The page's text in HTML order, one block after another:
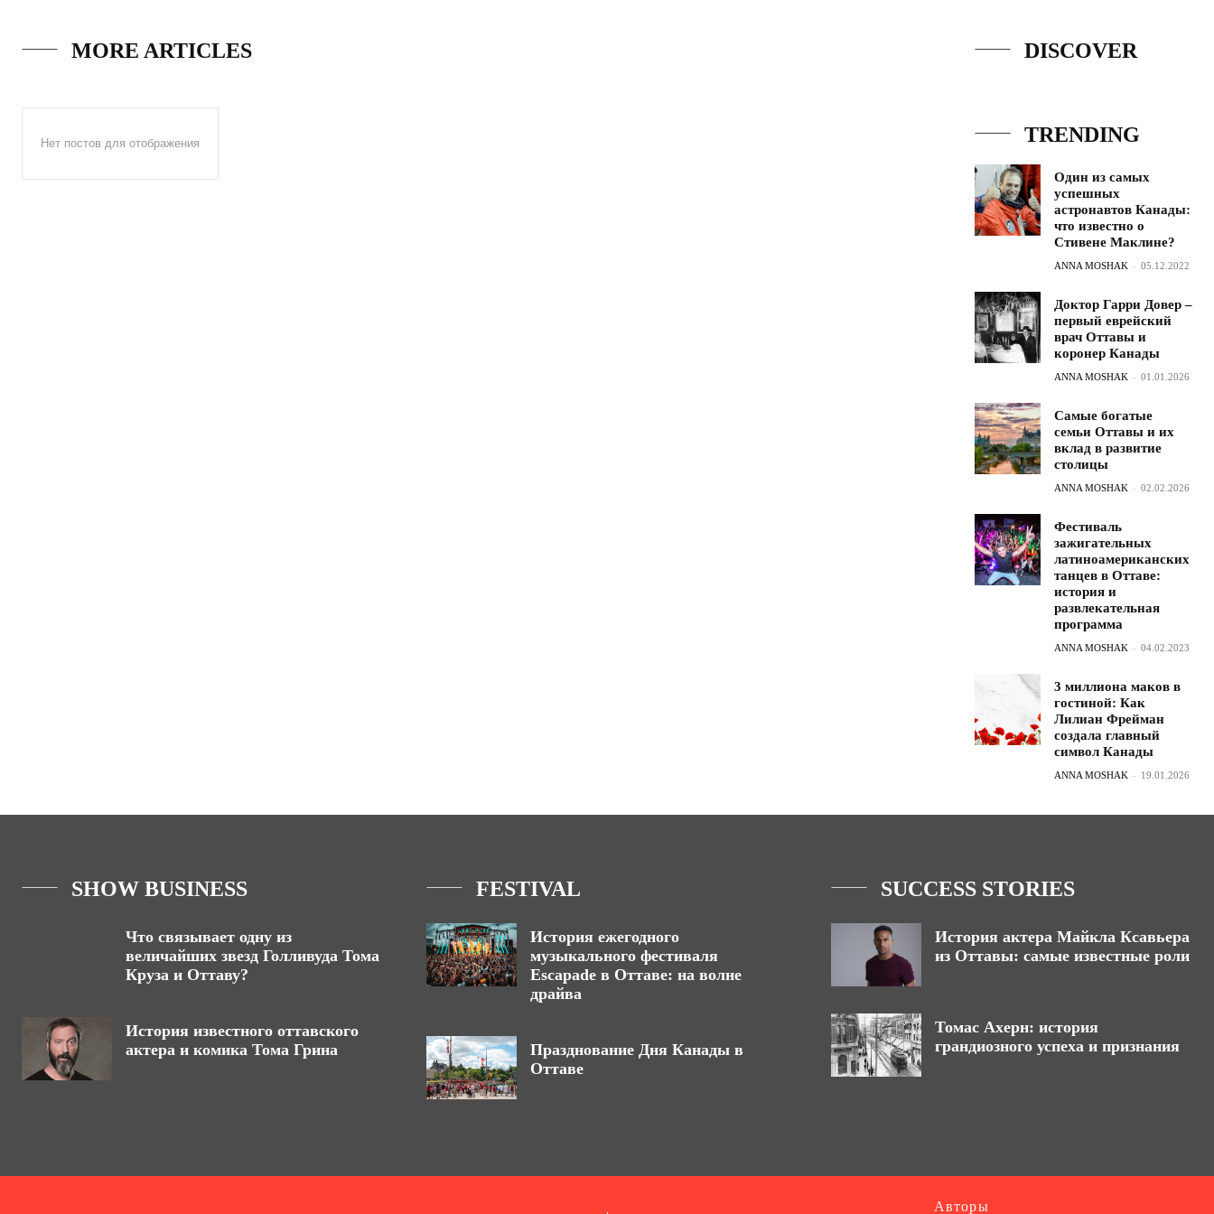
MORE ARTICLES
Нет постов для отображения
DISCOVER
TRENDING
Один из самых
успешных
астронавтов Канады:
что известно о
Стивене Маклине?
ANNA MOSHAK - 05.12.2022
Доктор Гарри Довер –
первый еврейский
врач Оттавы и
коронер Канады
ANNA MOSHAK - 01.01.2026
Самые богатые
семьи Оттавы и их
вклад в развитие
столицы
ANNA MOSHAK - 02.02.2026
Фестиваль
зажигательных
латиноамериканских
танцев в Оттаве:
история и
развлекательная
программа
ANNA MOSHAK - 04.02.2023
3 миллиона маков в
гостиной: Как
Лилиан Фрейман
создала главный
символ Канады
ANNA MOSHAK - 19.01.2026
SHOW BUSINESS
Что связывает одну из
величайших звезд Голливуда Тома
Круза и Оттаву?
История известного оттавского
актера и комика Тома Грина
FESTIVAL
История ежегодного
музыкального фестиваля
Escapade в Оттаве: на волне
драйва
Празднование Дня Канады в
Оттаве
SUCCESS STORIES
История актера Майкла Ксавьера
из Оттавы: самые известные роли
Томас Ахерн: история
грандиозного успеха и признания
Авторы